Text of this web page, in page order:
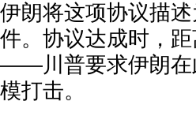
伊朗将这项协议描
件。协议达成时，
——川普要求伊朗在
模打击。